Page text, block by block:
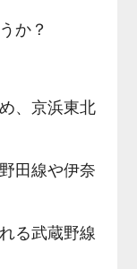
か？
、京浜東北
田線や伊奈
る武蔵野線